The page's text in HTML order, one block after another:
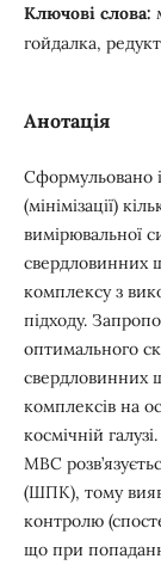
Ключові слова:
гойдалка,
Анотація
Сформульовано
(мінімізації)
вимірювальної
свердловинних
комплексу з
підходу.
оптимального
свердловинних
комплексів на
космічній
МВС
(ШПК), тому
контролю
що при